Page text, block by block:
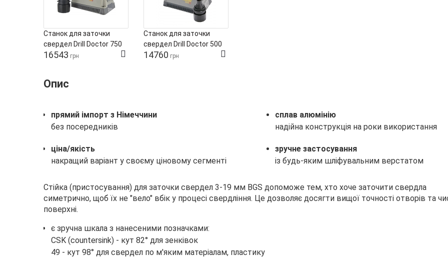
Станок для заточки
свердел Drill Doctor 750
16543 грн
Станок для заточки
свердел Drill Doctor 500
14760 грн
Опис
прямий імпорт з Німеччини
без посередників
ціна/якість
накращий варіант у своєму ціновому сегменті
сплав алюмінію
надійна конструкція на роки використання
зручне застосування
із будь-яким шліфувальним верстатом
Стійка (пристосування) для заточки свердел 3-19 мм BGS допоможе тем, хто хоче заточити свердла
симетрично, щоб їх не "вело" вбік у процесі свердління. Це дозволяє досягти вищої точності отворів та
поверхні.
є зручна шкала з нанесеними позначками:
CSK (countersink) - кут 82° для зенківок
49 - кут 98° для свердел по м'яким матеріалам, пластику